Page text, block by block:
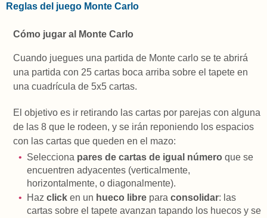
Reglas del juego Monte Carlo
Cómo jugar al Monte Carlo
Cuando juegues una partida de Monte carlo se te abrirá
una partida con 25 cartas boca arriba sobre el tapete en
una cuadrícula de 5x5 cartas.
El objetivo es ir retirando las cartas por parejas con alguna
de las 8 que le rodeen, y se irán reponiendo los espacios
con las cartas que queden en el mazo:
Selecciona pares de cartas de igual número que se
encuentren adyacentes (verticalmente,
horizontalmente, o diagonalmente).
Haz click en un hueco libre para consolidar: las
cartas sobre el tapete avanzan tapando los huecos y se